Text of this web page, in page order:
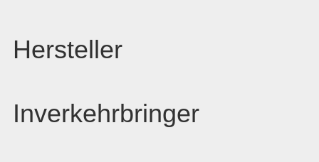
Hersteller
Inverkehrbringer